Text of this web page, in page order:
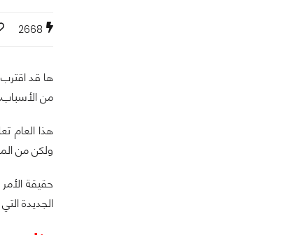
2668
من الأسباب.
هذا العام
ولكن من
الجديدة